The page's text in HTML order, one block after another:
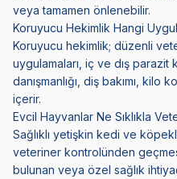
veya tamamen önlenebilir.
Koruyucu Hekimlik Hangi
Koruyucu hekimlik; düzenli
uygulamaları, iç ve dış parazit
danışmanlığı, diş bakımı, kilo
içerir.
Evcil Hayvanlar Ne Sıklıkla
Sağlıklı yetişkin kedi ve
veteriner kontrolünden
bulunan veya özel sağlık